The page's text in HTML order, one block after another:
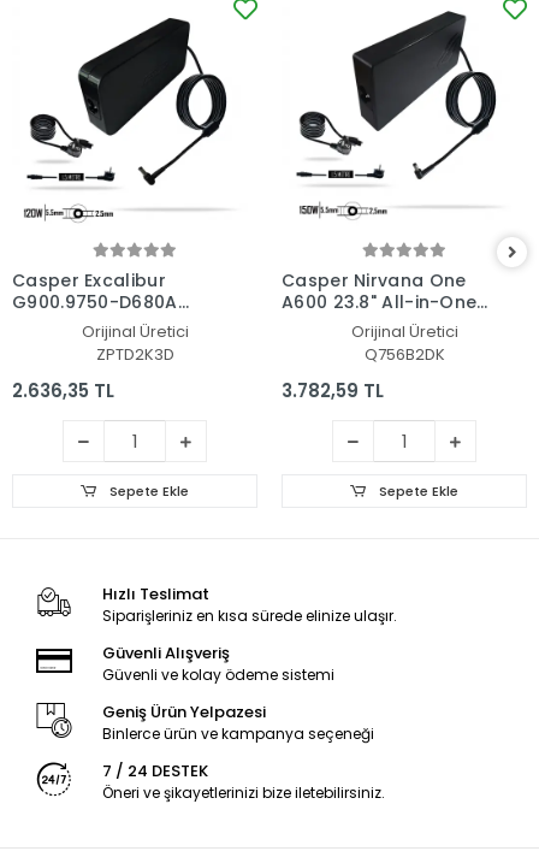
Casper Excalibur
G900.9750-D680A
Adaptör Şarj Aleti-
Orijinal Üretici
ZPTD2K3D
2.636,35 TL
Sepete Ekle
Casper Nirvana One
A600 23.8" All-in-One
Adaptör Şarj Aleti-
Orijinal Üretici
Q756B2DK
3.782,59 TL
Sepete Ekle
Hızlı Teslimat
Siparişleriniz en kısa sürede elinize ulaşır.
Güvenli Alışveriş
Güvenli ve kolay ödeme sistemi
Geniş Ürün Yelpazesi
Binlerce ürün ve kampanya seçeneği
7 / 24 DESTEK
Öneri ve şikayetlerinizi bize iletebilirsiniz.